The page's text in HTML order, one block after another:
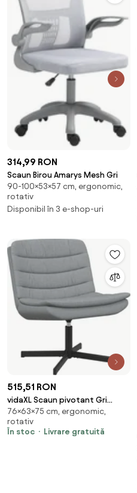
314,99 RON
Scaun Birou Amarys Mesh Gri
90-100×53×57 cm, ergonomic,
rotativ
Disponibil în 3 e-shop-uri
515,51 RON
vidaXL Scaun pivotant Gri
deschis 63 x 75 x 76 cm
țesătură
76×63×75 cm, ergonomic,
rotativ
În stoc
Livrare gratuită